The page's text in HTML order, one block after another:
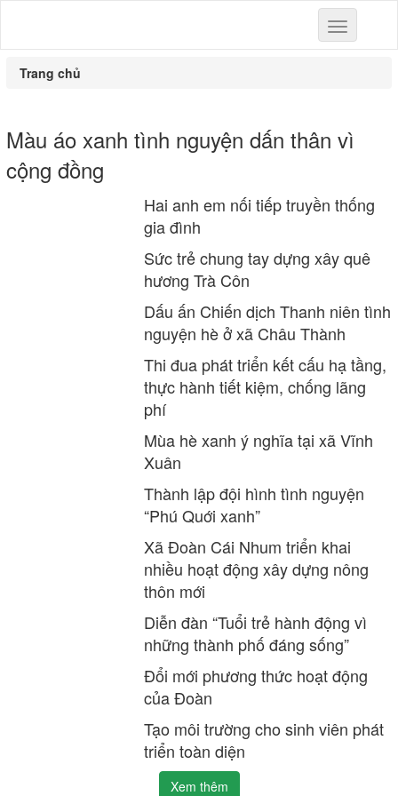
Toggle
navigation
Trang chủ
Màu áo xanh tình nguyện dấn thân vì
cộng đồng
Hai anh em nối tiếp truyền thống
gia đình
Sức trẻ chung tay dựng xây quê
hương Trà Côn
Dấu ấn Chiến dịch Thanh niên tình
nguyện hè ở xã Châu Thành
Thi đua phát triển kết cấu hạ tầng,
thực hành tiết kiệm, chống lãng
phí
Mùa hè xanh ý nghĩa tại xã Vĩnh
Xuân
Thành lập đội hình tình nguyện
“Phú Quới xanh”
Xã Đoàn Cái Nhum triển khai
nhiều hoạt động xây dựng nông
thôn mới
Diễn đàn “Tuổi trẻ hành động vì
những thành phố đáng sống”
Đổi mới phương thức hoạt động
của Đoàn
Tạo môi trường cho sinh viên phát
triển toàn diện
Xem thêm